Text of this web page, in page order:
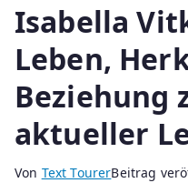
Isabella
Leben,
Beziehung
aktueller
Von Text TourerBeitrag